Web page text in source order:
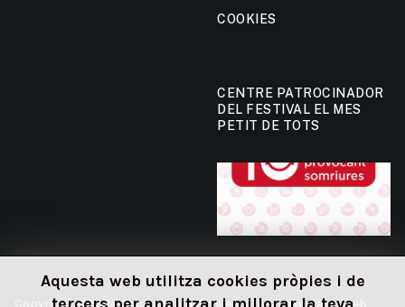
COOKIES
Aquesta web utilitza cookies pròpies i de
CENTRE PATROCINADOR
DEL FESTIVAL EL MES
PETIT DE TOTS
Copyright © 2024 Boca a Boca. Tots els drets reservats. Web